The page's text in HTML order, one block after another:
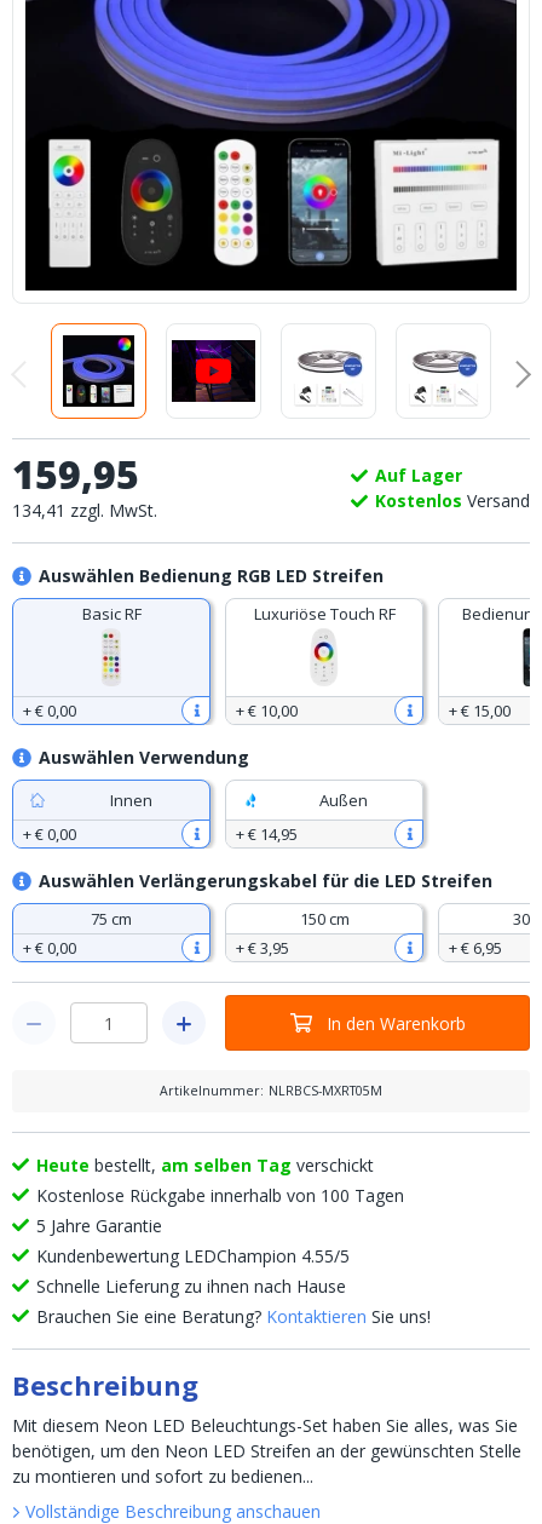
Auswählen Bedienung RGB LED Streifen
Basic RF
+€ 0,00
Luxuriöse Touch RF
+€ 10,00 +€ 15,00
Auswählen Verwendung
Innen
+€ 0,00
Außen
+€ 14,95
Auswählen Verlängerungskabel für die LED Streifen
75 cm
+€ 0,00
150 cm
+€ 3,95
300
+€ 6,95
159,95
134,41 zzgl. MwSt.
Auf Lager
Kostenlos Versand
In den Warenkorb
Artikelnummer: NLRBCS-MXRT05M
Heute bestellt, am selben Tag verschickt
Kostenlose Rückgabe innerhalb von 100 Tagen
5 Jahre Garantie
Kundenbewertung LEDChampion 4.55/5
Schnelle Lieferung zu ihnen nach Hause
Brauchen Sie eine Beratung? Kontaktieren Sie uns!
Beschreibung
Mit diesem Neon LED Beleuchtungs-Set haben Sie alles, was Sie
benötigen, um den Neon LED Streifen an der gewünschten Stelle
zu montieren und sofort zu bedienen...
Vollständige Beschreibung anschauen